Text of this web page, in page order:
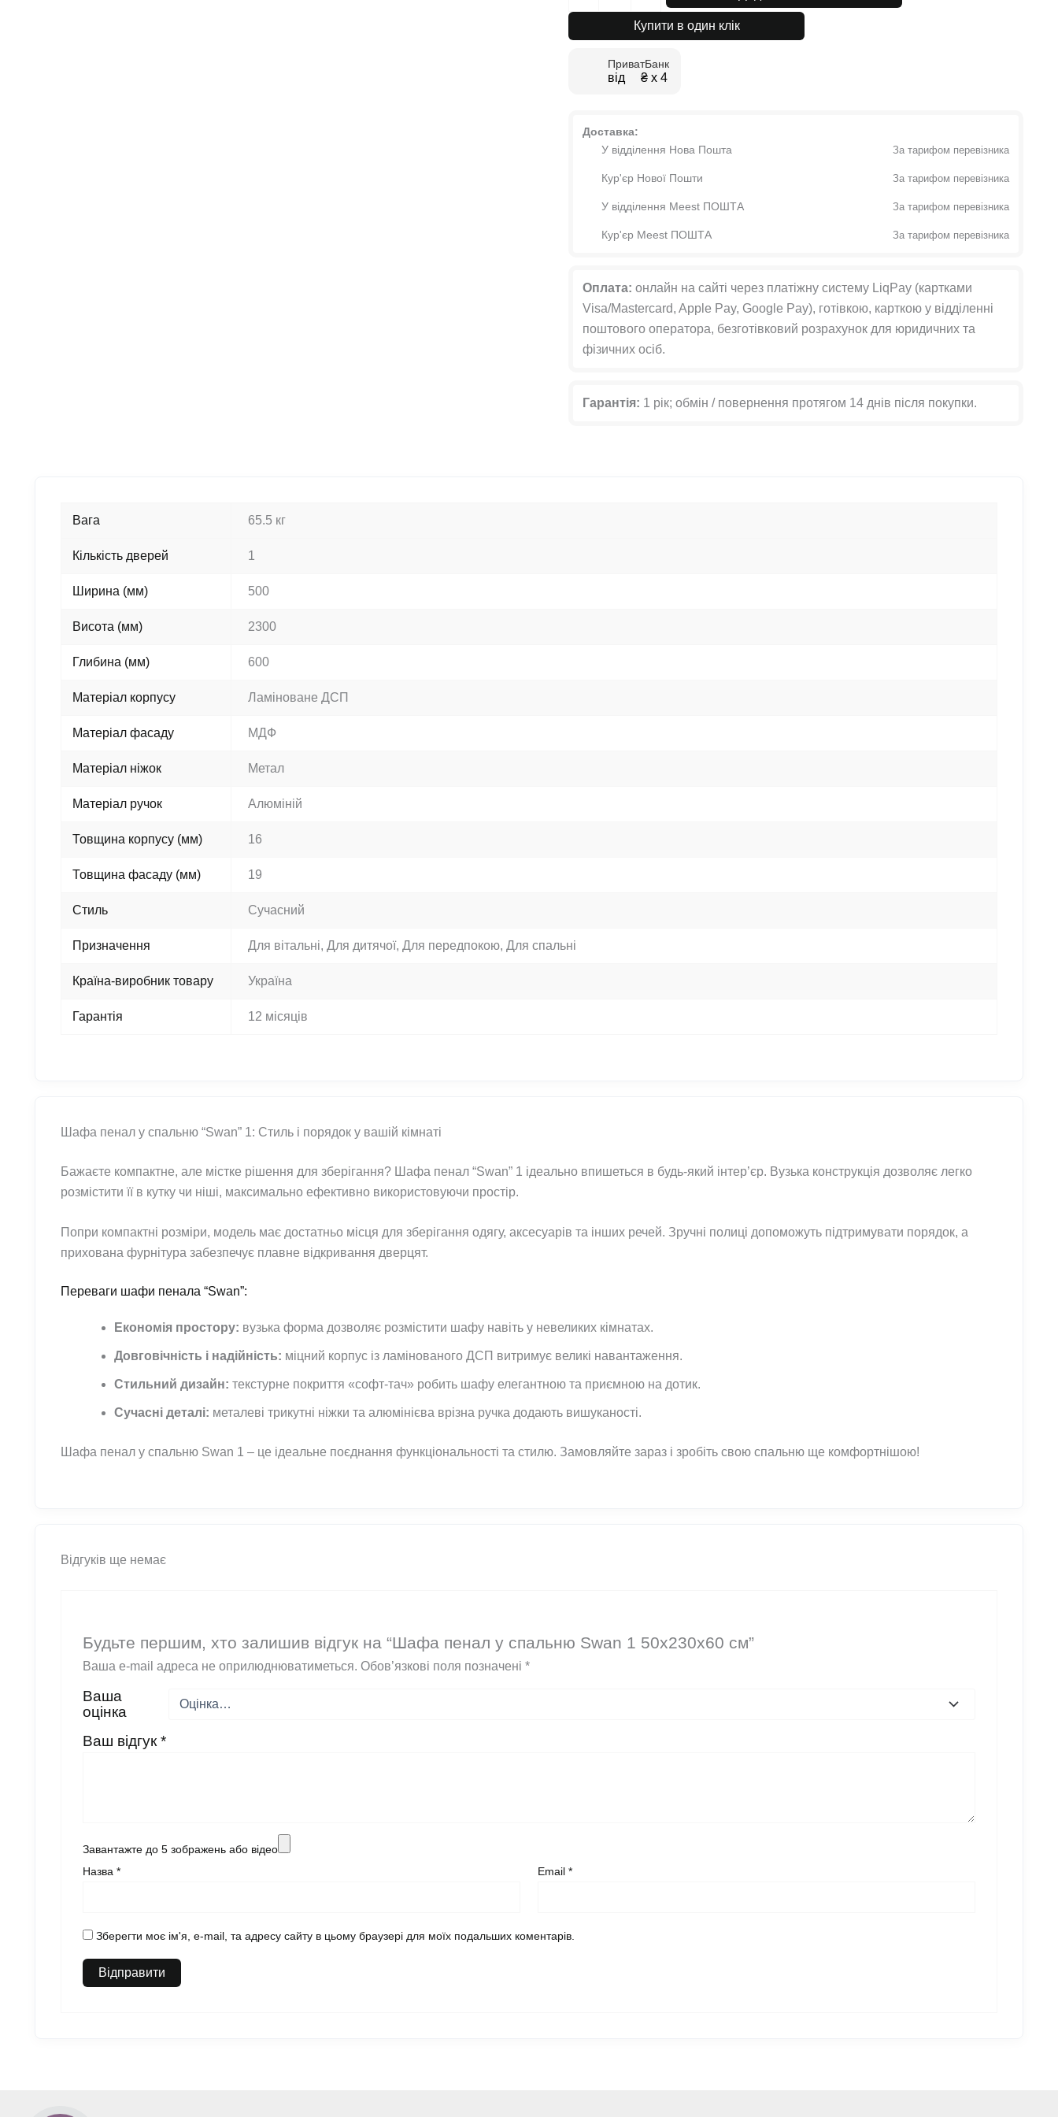
у
спальню
50x230x60
Купити в один клік
ПриватБанк
від ₴ х 4
Доставка:
У відділення Нова Пошта
За тарифом перевізника
Кур'єр Нової Пошти За тарифом перевізника
У відділення Meest ПОШТА За тарифом перевізника
Кур'єр Meest ПОШТА За тарифом перевізника
Оплата: онлайн на сайті через платіжну систему LiqPay (картками
Visa/Mastercard, Apple Pay, Google Pay), готівкою, карткою у відділенні
поштового оператора, безготівковий розрахунок для юридичних та
фізичних осіб.
Гарантія: 1 рік; обмін / повернення протягом 14 днів після покупки.
Вага 65.5 кг
Кількість дверей 1
Ширина (мм) 500
Висота (мм) 2300
Глибина (мм) 600
Матеріал корпусу Ламіноване ДСП
Матеріал фасаду МДФ
Матеріал ніжок Метал
Матеріал ручок Алюміній
Товщина корпусу (мм) 16
Товщина фасаду (мм) 19
Стиль Сучасний
Призначення Для вітальні, Для дитячої, Для передпокою, Для спальні
Країна-виробник товару Україна
Гарантія 12 місяців
Шафа пенал у спальню “Swan” 1: Стиль і порядок у вашій кімнаті
Бажаєте компактне, але містке рішення для зберігання? Шафа пенал “Swan” 1 ідеально впишеться в будь-який інтер’єр. Вузька конструкція дозволяє легко
розмістити її в кутку чи ніші, максимально ефективно використовуючи простір.
Попри компактні розміри, модель має достатньо місця для зберігання одягу, аксесуарів та інших речей. Зручні полиці допоможуть підтримувати порядок, а
прихована фурнітура забезпечує плавне відкривання дверцят.
Переваги шафи пенала “Swan”:
Економія простору: вузька форма дозволяє розмістити шафу навіть у невеликих кімнатах.
Довговічність і надійність: міцний корпус із ламінованого ДСП витримує великі навантаження.
Стильний дизайн: текстурне покриття «софт-тач» робить шафу елегантною та приємною на дотик.
Сучасні деталі: металеві трикутні ніжки та алюмінієва врізна ручка додають вишуканості.
Шафа пенал у спальню Swan 1 – це ідеальне поєднання функціональності та стилю. Замовляйте зараз і зробіть свою спальню ще комфортнішою!
Відгуків ще немає
Будьте першим, хто залишив відгук на “Шафа пенал у спальню Swan 1 50x230x60 см”
Ваша e-mail адреса не оприлюднюватиметься. Обов’язкові поля позначені *
Ваша
оцінка
Ваш відгук *
Завантажте до 5 зображень або відео
Назва * Email*
Зберегти моє ім'я, e-mail, та адресу сайту в цьому браузері для моїх подальших коментарів.